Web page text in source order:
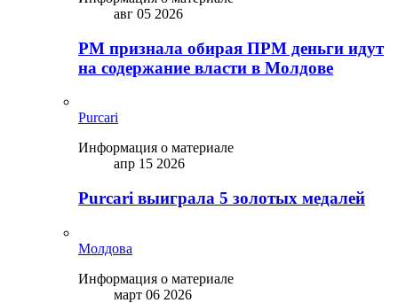
авг 05 2026
PM признала обирая ПРМ деньги идут
на содержание власти в Молдове
Purcari
Информация о материале
апр 15 2026
Purcari выиграла 5 золотых медалей
Молдова
Информация о материале
март 06 2026